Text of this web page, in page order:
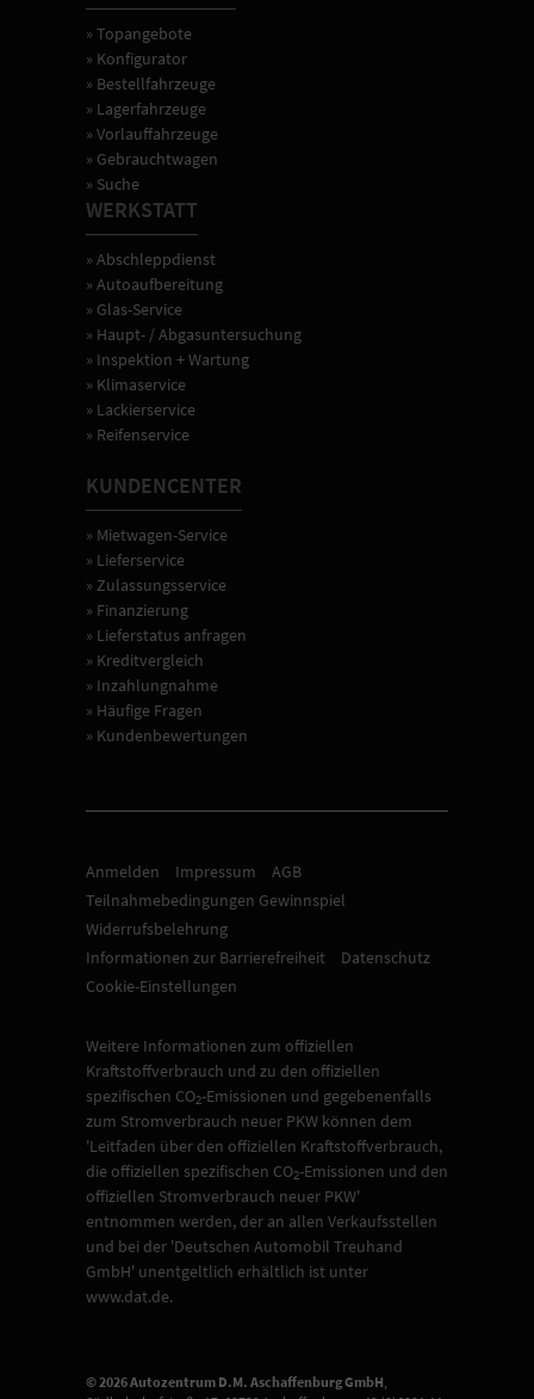
» Topangebote
» Konfigurator
» Bestellfahrzeuge
» Lagerfahrzeuge
» Vorlauffahrzeuge
» Gebrauchtwagen
» Suche
WERKSTATT
» Abschleppdienst
» Autoaufbereitung
» Glas-Service
» Haupt- / Abgasuntersuchung
» Inspektion + Wartung
» Klimaservice
» Lackierservice
» Reifenservice
KUNDENCENTER
» Mietwagen-Service
» Lieferservice
» Zulassungsservice
» Finanzierung
» Lieferstatus anfragen
» Kreditvergleich
» Inzahlungnahme
» Häufige Fragen
» Kundenbewertungen
Anmelden Impressum
AGB
Teilnahmebedingungen Gewinnspiel
Widerrufsbelehrung
Informationen zur Barrierefreiheit
Datenschutz
Cookie-Einstellungen
Weitere Informationen zum offiziellen
Kraftstoffverbrauch und zu den offiziellen
spezifischen CO2-Emissionen und gegebenenfalls
zum Stromverbrauch neuer PKW können dem
'Leitfaden über den offiziellen Kraftstoffverbrauch,
die offiziellen spezifischen CO2-Emissionen und den
offiziellen Stromverbrauch neuer PKW'
entnommen werden, der an allen Verkaufsstellen
und bei der 'Deutschen Automobil Treuhand
GmbH' unentgeltlich erhältlich ist unter
www.dat.de.
© 2026Autozentrum D.M. Aschaffenburg GmbH